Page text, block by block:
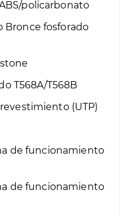
policarbonato
Bronce fosforado
T568A/T568B
(UTP)
de funcionamiento
de funcionamiento